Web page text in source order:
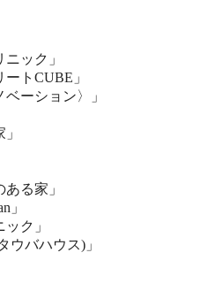
ック」
トCUBE」
ーション〉」
る家」
」
ク」
バハウス)」